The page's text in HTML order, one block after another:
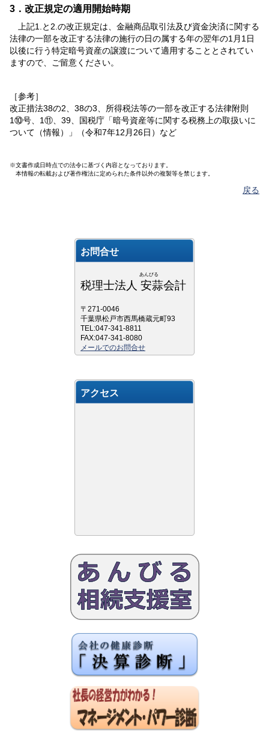
3．改正規定の適用開始時期
上記1.と2.の改正規定は、金融商品取引法及び資金決済に関する
法律の一部を改正する法律の施行の日の属する年の翌年の1月1日
以後に行う特定暗号資産の譲渡について適用することとされてい
ますので、ご留意ください。
［参考］
改正措法38の2、38の3、所得税法等の一部を改正する法律附則
1⑩号、1⑪、39、国税庁「暗号資産等に関する税務上の取扱いに
ついて（情報）」（令和7年12月26日）など
※文書作成日時点での法令に基づく内容となっております。
本情報の転載および著作権法に定められた条件以外の複製等を禁じます。
戻る
お問合せ
あんびる
税理士法人 安蒜会計
〒271-0046
千葉県松戸市西馬橋蔵元町93
TEL:047-341-8811
FAX:047-341-8080
メールでのお問合せ
アクセス